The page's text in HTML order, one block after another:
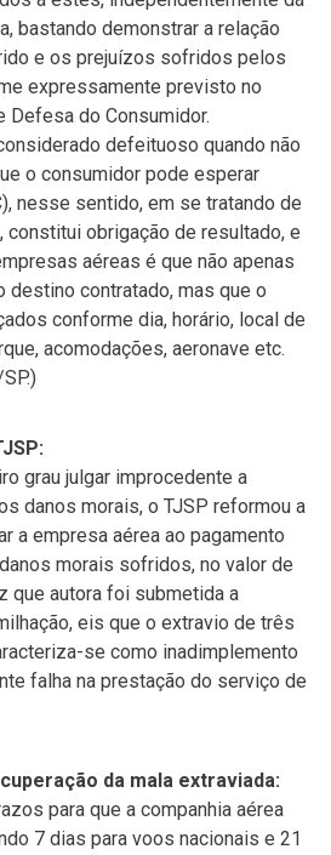
bastando demonstrar a relação
e os prejuízos sofridos pelos
expressamente previsto no
Defesa do Consumidor.
defeituoso quando não
o consumidor pode esperar
nesse sentido, em se tratando de
constitui obrigação de resultado, e
aéreas é que não apenas
destino contratado, mas que o
conforme dia, horário, local de
acomodações, aeronave etc.
grau julgar improcedente a
danos morais, o TJSP reformou a
a empresa aérea ao pagamento
morais sofridos, no valor de
que autora foi submetida a
eis que o extravio de três
se como inadimplemento
falha na prestação do serviço de
da mala extraviada:
para que a companhia aérea
7 dias para voos nacionais e 21